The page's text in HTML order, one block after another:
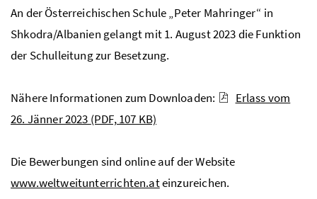
An der Österreichischen Schule „Peter Mahringer“ in
Shkodra/Albanien gelangt mit 1. August 2023 die Funktion
der Schulleitung zur Besetzung.
Nähere Informationen zum Downloaden:
Erlass vom
26. Jänner 2023 (PDF, 107 KB)
Die Bewerbungen sind online auf der Website
www.weltweitunterrichten.ateinzureichen.